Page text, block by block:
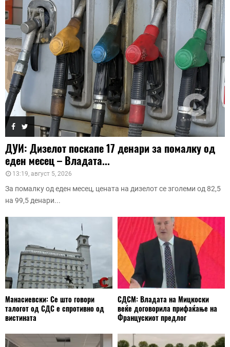
ДУИ: Дизелот поскапе 17 денари за помалку од
еден месец – Владата...
13:19, август 5, 2026
За помалку од еден месец, цената на дизелот се зголеми од 82,5
на 99,5 денари...
Манасиевски: Се што говори
талогот од СДС е спротивно од
вистината
СДСМ: Владата на Мицкоски
веќе договорила прифаќање на
Францускиот предлог